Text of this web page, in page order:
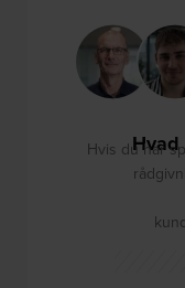
Hvis du har